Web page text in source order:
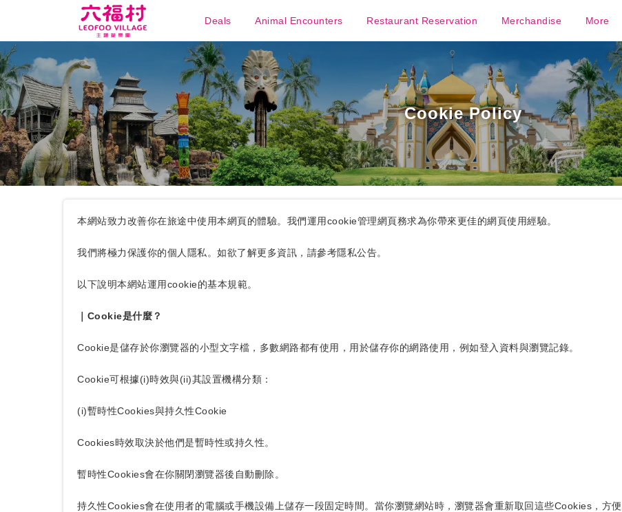
Deals Animal Encounters Restaurant Reservation Merchandise More
Cookie Policy
本網站致力改善你在旅途中使用本網頁的體驗。我們運用cookie管理網頁務求為你帶來更佳的網頁使用經驗。
我們將極力保護你的個人隱私。如欲了解更多資訊，請參考隱私公告。
以下說明本網站運用cookie的基本規範。
｜Cookie是什麼？
Cookie是儲存於你瀏覽器的小型文字檔，多數網路都有使用，用於儲存你的網路使用，例如登入資料與瀏覽記錄。
Cookie可根據(i)時效與(ii)其設置機構分類：
(i)暫時性Cookies與持久性Cookie
Cookies時效取決於他們是暫時性或持久性。
暫時性Cookies會在你關閉瀏覽器後自動刪除。
持久性Cookies會在使用者的電腦或手機設備上儲存一段固定時間。當你瀏覽網站時，瀏覽器會重新取回這些Cookies，方